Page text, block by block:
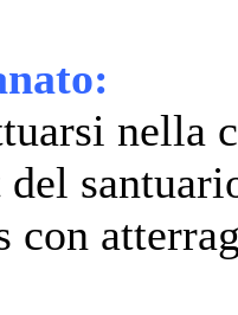
nella
del
con